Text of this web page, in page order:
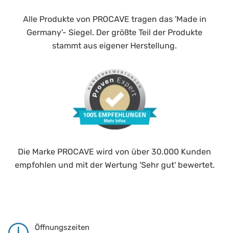
Alle Produkte von PROCAVE tragen das 'Made in
Germany'- Siegel. Der größte Teil der Produkte
stammt aus eigener Herstellung.
Die Marke PROCAVE wird von über 30.000 Kunden
empfohlen und mit der Wertung 'Sehr gut' bewertet.
Öffnungszeiten